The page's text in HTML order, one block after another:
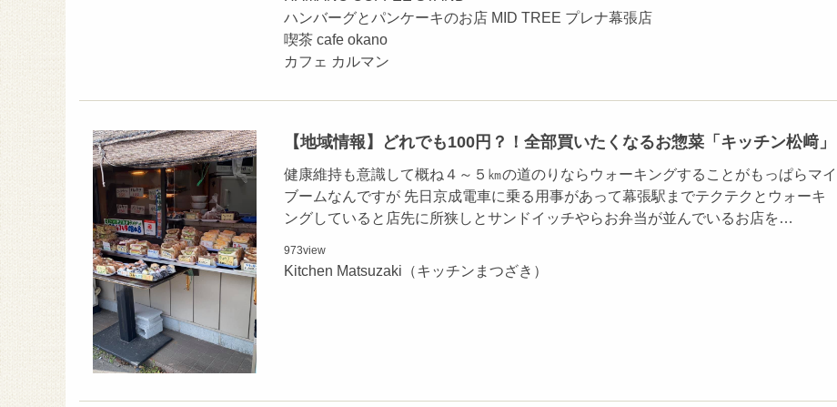
ハンバーグとパンケーキのお店 MID TREE プレナ幕張店
喫茶 cafe okano
カフェ カルマン
【地域情報】どれでも100円？！全部買いたくなるお惣菜「キッチン松﨑」
健康維持も意識して概ね４～５㎞の道のりならウォーキングすることがもっぱらマイ
ブームなんですが 先日京成電車に乗る用事があって幕張駅までテクテクとウォーキ
ングしていると店先に所狭しとサンドイッチやらお弁当が並んでいるお店を…
973view
Kitchen Matsuzaki（キッチンまつざき）